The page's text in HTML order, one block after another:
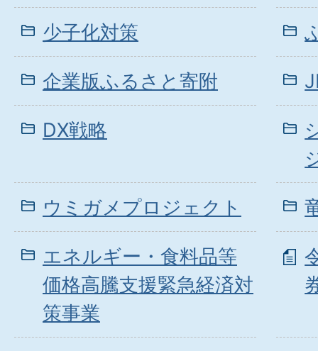
少子化対策
企業版ふるさと寄附
DX戦略
ウミガメプロジェクト
エネルギー・食料品等
価格高騰支援緊急経済対
策事業